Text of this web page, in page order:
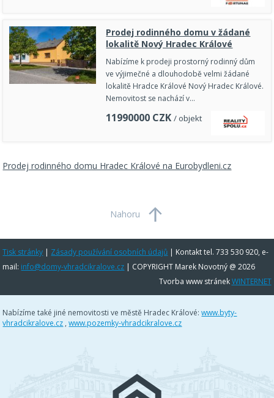
Prodej rodinného domu v žádané
lokalitě Nový Hradec Králové
Nabízíme k prodeji prostorný rodinný dům
ve výjimečné a dlouhodobě velmi žádané
lokalitě Hradce Králové Nový Hradec Králové.
Nemovitost se nachází v…
11990000 CZK / objekt
Prodej rodinného domu Hradec Králové na Eurobydleni.cz
Nahoru
Tisk stránky | Zásady používání osobních údajů | Kontakt tel. 733 530 920, e-
mail: info@domy-vhradcikralove.cz | COPYRIGHT Marek Novotný @ 2026
Tvorba www stránekWINTERNET
Nabízíme také jiné nemovitosti ve městě Hradec Králové:www.byty-
vhradcikralove.cz ,www.pozemky-vhradcikralove.cz